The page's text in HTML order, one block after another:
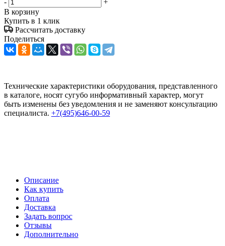
В корзину
Купить в 1 клик
Рассчитать доставку
Поделиться
Технические характеристики оборудования, представленного
в каталоге, носят сугубо информативный характер, могут
быть изменены без уведомления и не заменяют консультацию
специалиста. +7(495)646-00-59
Описание
Как купить
Оплата
Доставка
Задать вопрос
Отзывы
Дополнительно